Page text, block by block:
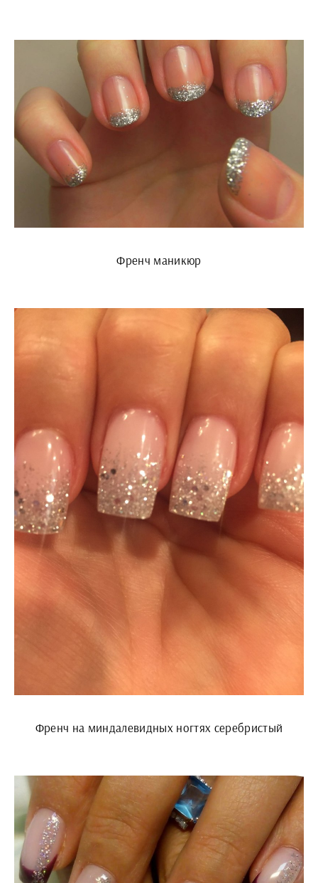
Френч маникюр
Френч на миндалевидных ногтях серебристый